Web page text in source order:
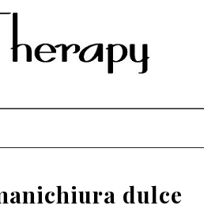
dulce